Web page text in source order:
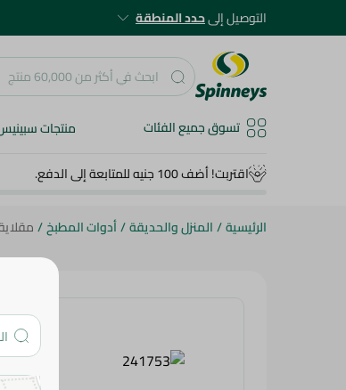
التوصيل إلىحدد المنطقة
تسوق جميع الفئات منتجات
اقتربت! أضف 100 جنيه للمتابعة إلى الدفع.
الرئيسية/المنزل والحديقة/أدوات المطبخ/مقلاية